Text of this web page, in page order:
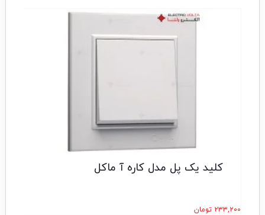
کلید یک پل مدل کاره آ ماکل
۲۳۳,۲۰۰ تومان